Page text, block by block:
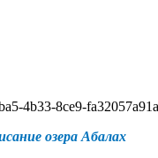
озера Абалах